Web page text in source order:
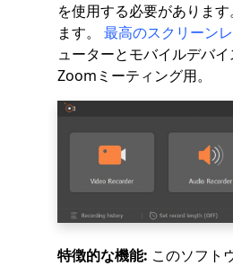
を使用する必要がありま
ます。 最高のスクリーン
ューターとモバイルデバ
Zoomミーティング用。
特徴的な機能: このソフト